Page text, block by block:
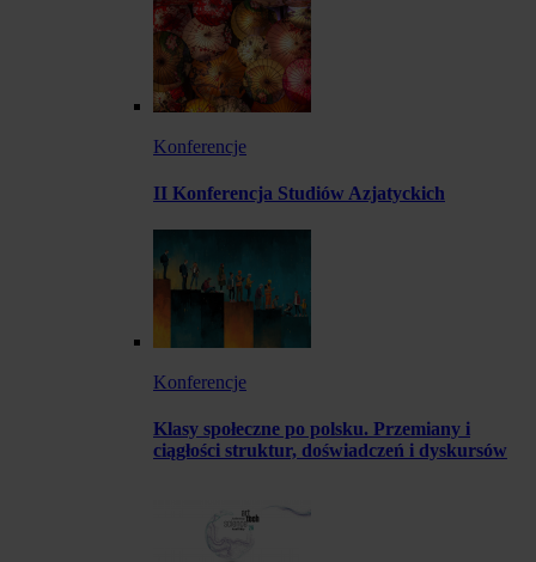
Konferencje
II Konferencja Studiów Azjatyckich
Konferencje
Klasy społeczne po polsku. Przemiany i
ciągłości struktur, doświadczeń i dyskursów